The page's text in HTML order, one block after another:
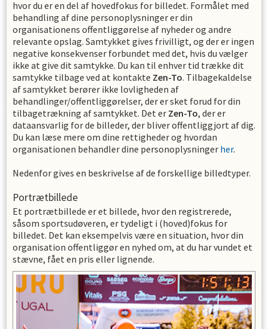
hvor du er en del af hovedfokus for billedet. Formålet med
behandling af dine personoplysninger er din
organisationens offentliggørelse af nyheder og andre
relevante opslag. Samtykket gives frivilligt, og der er ingen
negative konsekvenser forbundet med det, hvis du vælger
ikke at give dit samtykke. Du kan til enhver tid trække dit
samtykke tilbage ved at kontakte Zen-To. Tilbagekaldelse
af samtykket berører ikke lovligheden af
behandlinger/offentliggørelser, der er sket forud for din
tilbagetrækning af samtykket. Det er Zen-To, der er
dataansvarlig for de billeder, der bliver offentliggjort af dig.
Du kan læse mere om dine rettigheder og hvordan
organisationen behandler dine personoplysninger her.
Nedenfor gives en beskrivelse af de forskellige billedtyper.
Portrætbillede
Et portrætbillede er et billede, hvor den registrerede,
såsom sportsudøveren, er tydeligt i (hoved)fokus for
billedet. Det kan eksempelvis være en situation, hvor din
organisation offentliggør en nyhed om, at du har vundet et
stævne, fået en pris eller lignende.